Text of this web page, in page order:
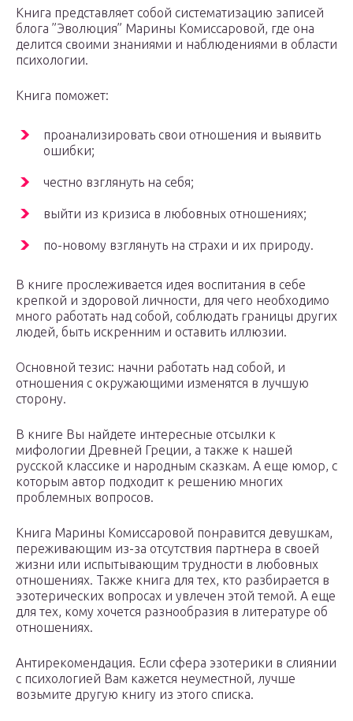
Книга представляет собой систематизацию записей
блога ”Эволюция” Марины Комиссаровой, где она
делится своими знаниями и наблюдениями в области
психологии.
Книга поможет:
проанализировать свои отношения и выявить
ошибки;
честно взглянуть на себя;
выйти из кризиса в любовных отношениях;
по-новому взглянуть на страхи и их природу.
В книге прослеживается идея воспитания в себе
крепкой и здоровой личности, для чего необходимо
много работать над собой, соблюдать границы других
людей, быть искренним и оставить иллюзии.
Основной тезис: начни работать над собой, и
отношения с окружающими изменятся в лучшую
сторону.
В книге Вы найдете интересные отсылки к
мифологии Древней Греции, а также к нашей
русской классике и народным сказкам. А еще юмор, с
которым автор подходит к решению многих
проблемных вопросов.
Книга Марины Комиссаровой понравится девушкам,
переживающим из-за отсутствия партнера в своей
жизни или испытывающим трудности в любовных
отношениях. Также книга для тех, кто разбирается в
эзотерических вопросах и увлечен этой темой. А еще
для тех, кому хочется разнообразия в литературе об
отношениях.
Антирекомендация. Если сфера эзотерики в слиянии
с психологией Вам кажется неуместной, лучше
возьмите другую книгу из этого списка.